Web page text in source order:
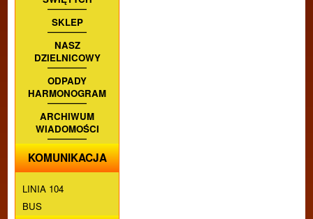
SKLEP
NASZ
DZIELNICOWY
ODPADY
HARMONOGRAM
ARCHIWUM
WIADOMOŚCI
KOMUNIKACJA
LINIA 104
BUS